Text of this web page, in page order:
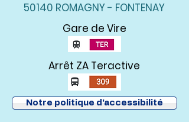
50140 ROMAGNY - FONTENAY
Gare de Vire
Arrêt ZA Teractive
Notre politique d'accessibilité